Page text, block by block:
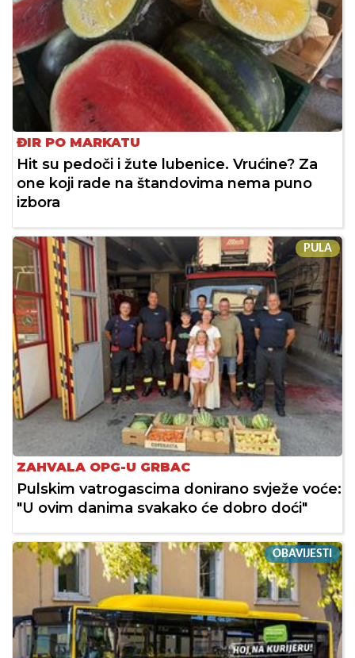
ĐIR PO MARKATU
Hit su pedoči i žute lubenice. Vrućine? Za
one koji rade na štandovima nema puno
izbora
PULA
ZAHVALA OPG-U GRBAC
Pulskim vatrogascima donirano svježe voće:
"U ovim danima svakako će dobro doći"
OBAVIJESTI